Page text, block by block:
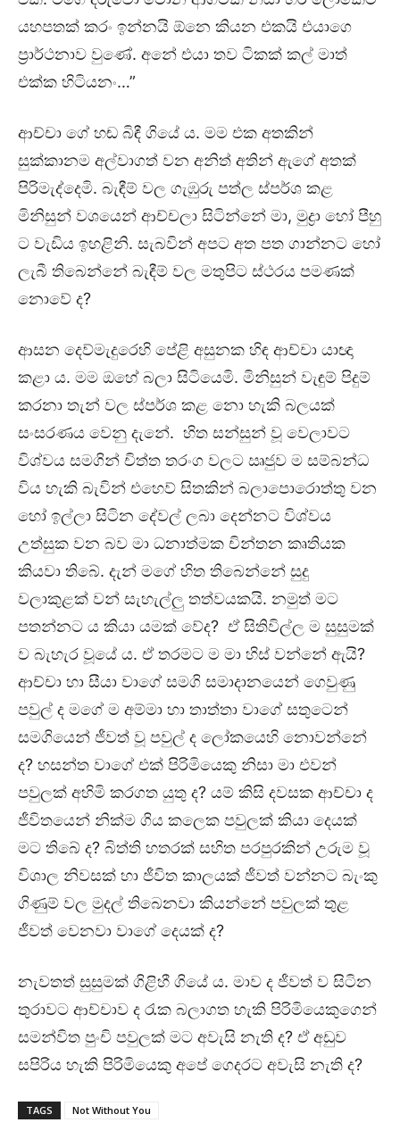
යහපතක් කරං ඉන්නයි ඕනෙ කියන එකයි එයාගෙ
ප්‍රාර්ථනාව වුණේ. අනේ එයා තව ටිකක් කල් මාත්
එක්ක හිටියනං…”
ආච්චා ගේ හඬ බිඳී ගියේ ය. මම එක අතකින්
සුක්කානම අල්වාගත් වන අනිත් අතින් ඇගේ අතක්
පිරිමැද්දෙමි. බැඳීම් වල ගැඹුරු පත්ල ස්පර්ශ කළ
මිනිසුන් වශයෙන් ආච්චලා සිටින්නේ මා, මුද්‍රා හෝ පීහු
ට වැඩිය ඉහළිනි. සැබවින් අපට අත පත ගාන්නට හෝ
ලැබී තිබෙන්නේ බැඳීම් වල මතුපිට ස්ථරය පමණක්
නොවේ ද?
ආසන දෙව්මැදුරෙහි පේළි අසුනක හිඳ ආච්චා යාඥා
කළා ය. මම ඔහේ බලා සිටියෙමි. මිනිසුන් වැඳුම් පිදුම්
කරනා තැන් වල ස්පර්ශ කළ නො හැකි බලයක්
සංසරණය වෙනු දැනේ. හිත සන්සුන් වූ වෙලාවට
විශ්වය සමගින් චිත්ත තරංග වලට ඍජුව ම සම්බන්ධ
විය හැකි බැවින් එහෙව් සිතකින් බලාපොරොත්තු වන
හෝ ඉල්ලා සිටින දේවල් ලබා දෙන්නට විශ්වය
උත්සුක වන බව මා ධනාත්මක චින්තන කෘතියක
කියවා තිබේ. දැන් මගේ හිත තිබෙන්නේ සුදු
වලාකුළක් වන් සැහැල්ලු තත්වයකයි. නමුත් මට
පතන්නට ය කියා යමක් වේද? ඒ සිතිවිල්ල ම සුසුමක්
ව බැහැර වූයේ ය. ඒ තරමට ම මා හිස් වන්නේ ඇයි?
ආච්චා හා සීයා වාගේ සමගි සමාදානයෙන් ගෙවුණු
පවුල් ද මගේ ම අම්මා හා තාත්තා වාගේ සතුටෙන්
සමගියෙන් ජීවත් වූ පවුල් ද ලෝකයෙහි නොවන්නේ
ද? හසන්ත වාගේ එක් පිරිමියෙකු නිසා මා එවන්
පවුලක් අහිමි කරගත යුතු ද? යම් කිසි දවසක ආච්චා ද
ජීවිතයෙන් නික්ම ගිය කලෙක පවුලක් කියා දෙයක්
මට තිබේ ද? බිත්ති හතරක් සහිත පරපුරකින් උරුම වූ
විශාල නිවසක් හා ජීවිත කාලයක් ජීවත් වන්නට බැංකු
ගිණුම් වල මුදල් තිබෙනවා කියන්නේ පවුලක් තුළ
ජීවත් වෙනවා වාගේ දෙයක් ද?
නැවතත් සුසුමක් ගිළිහී ගියේ ය. මාව ද ජීවත් ව සිටින
තුරාවට ආච්චාව ද රැක බලාගත හැකි පිරිමියෙකුගෙන්
සමන්විත පුංචි පවුලක් මට අවැසි නැති ද? ඒ අඩුව
සපිරිය හැකි පිරිමියෙකු අපේ ගෙදරට අවැසි නැති ද?
TAGS Not Without You